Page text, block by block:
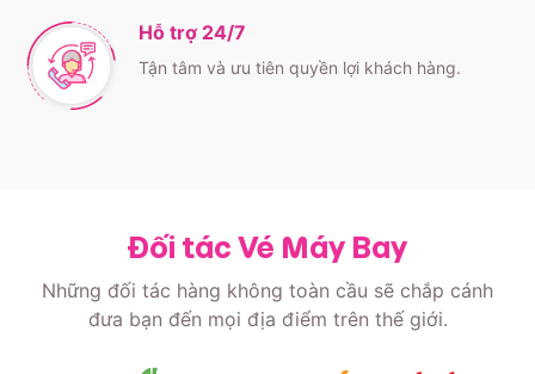
Hỗ trợ 24/7
Tận tâm và ưu tiên quyền lợi khách hàng.
Đối tác Vé Máy Bay
Những đối tác hàng không toàn cầu sẽ chắp cánh
đưa bạn đến mọi địa điểm trên thế giới.